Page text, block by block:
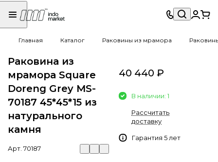
Главная Каталог Раковины из мрамора
Раковина из
мрамора Square
Doreng Grey MS-
70187 45*45*15 из
натурального
камня
Арт. 70187
40 440 ₽
В наличии: 1
Рассчитать
доставку
Гарантия 5 лет